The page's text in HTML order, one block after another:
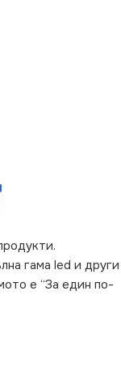
гама led и други
е “За един по-